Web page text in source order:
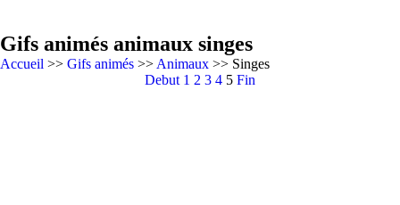
Gifs animés animaux singes
Accueil >> Gifs animés >> Animaux >> Singes
Debut 1 2 3 4 5 Fin